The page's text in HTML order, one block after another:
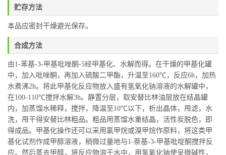
贮存方法
本品应密封干燥避光保存。
合成方法
由1-苯基-3-甲基吡唑酮-5经甲基化、水解而得。在干燥的甲基化罐
中，加入吡唑酮，再加入硫酸二甲酯，升温至160℃，反应6h，加热
水煮沸2h。将此甲基化反应物放入盛有氢氧化钠溶液的水解罐中，
在100-110℃搅拌水解3h。静置分层，取安替比林油层放在结晶罐
内，加蒸馏水稀释，搅拌，降温至10℃以下，析出晶体，甩滤，水
洗，甩干得安替比林粗品。粗品用蒸馏水重结晶，活性炭脱色，即
得成品。甲基化操作还可以采用氯甲烷或溴甲烷作原料，将这类甲
基化试剂作成甲醇溶液，稍微过量地与1-萘基-3-甲基吡啶酮搅拌反
应。然后蒸去甲醇，将反应物溶于水中，用氢氧化钠使呈微碱性，